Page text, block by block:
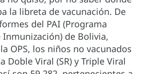
la libreta de vacunación. De
del PAI (Programa
de Bolivia,
OPS, los niños no vacunados
Doble Viral (SR) y Triple Viral